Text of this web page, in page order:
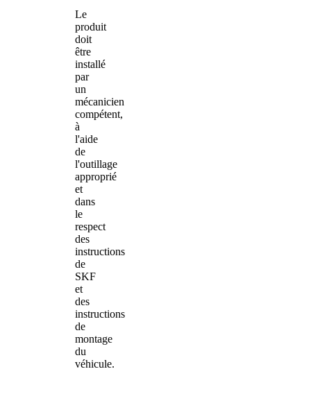
Le
produit
doit
être
installé
par
un
mécanicien
compétent,
à
l'aide
de
l'outillage
approprié
et
dans
le
respect
des
instructions
de
SKF
et
des
instructions
de
montage
du
véhicule.